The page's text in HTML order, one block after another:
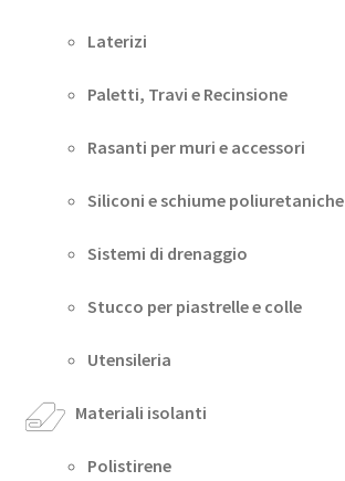
Laterizi
Paletti, Travi e Recinsione
Rasanti per muri e accessori
Siliconi e schiume poliuretaniche
Sistemi di drenaggio
Stucco per piastrelle e colle
Utensileria
Materiali isolanti
Polistirene